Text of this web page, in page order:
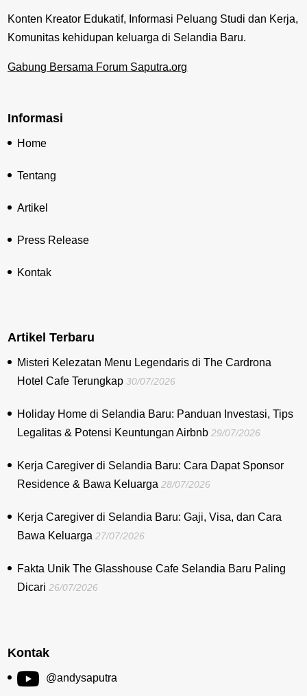
Konten Kreator Edukatif, Informasi Peluang Studi dan Kerja,
Komunitas kehidupan keluarga di Selandia Baru.
Gabung Bersama Forum Saputra.org
Informasi
Home
Tentang
Artikel
Press Release
Kontak
Artikel Terbaru
Misteri Kelezatan Menu Legendaris di The Cardrona
Hotel Cafe Terungkap 30/07/2026
Holiday Home di Selandia Baru: Panduan Investasi, Tips
Legalitas & Potensi Keuntungan Airbnb 29/07/2026
Kerja Caregiver di Selandia Baru: Cara Dapat Sponsor
Residence & Bawa Keluarga 28/07/2026
Kerja Caregiver di Selandia Baru: Gaji, Visa, dan Cara
Bawa Keluarga 27/07/2026
Fakta Unik The Glasshouse Cafe Selandia Baru Paling
Dicari 26/07/2026
Kontak
@andysaputra